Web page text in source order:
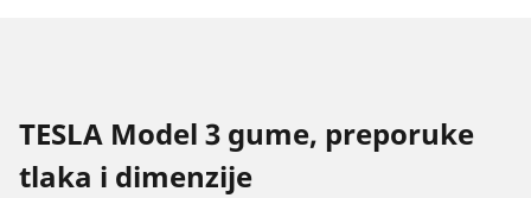
TESLA Model 3 gume, preporuke
tlaka i dimenzije